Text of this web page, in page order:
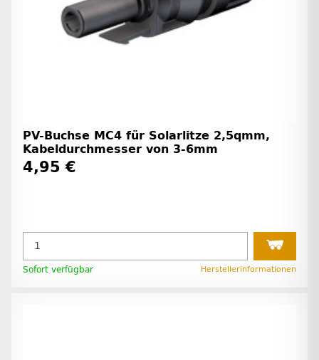
PV-Buchse MC4 für Solarlitze 2,5qmm,
Kabeldurchmesser von 3-6mm
4,95 €
Sofort verfügbar Herstellerinformationen